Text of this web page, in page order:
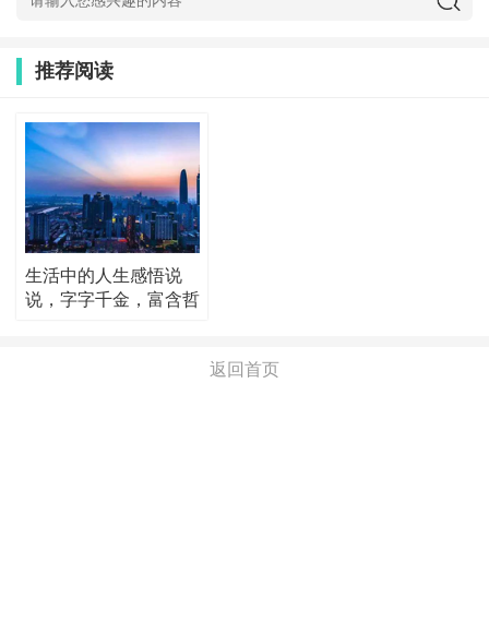
推荐阅读
生活中的人生感悟说
说，字字千金，富含哲
返回首页